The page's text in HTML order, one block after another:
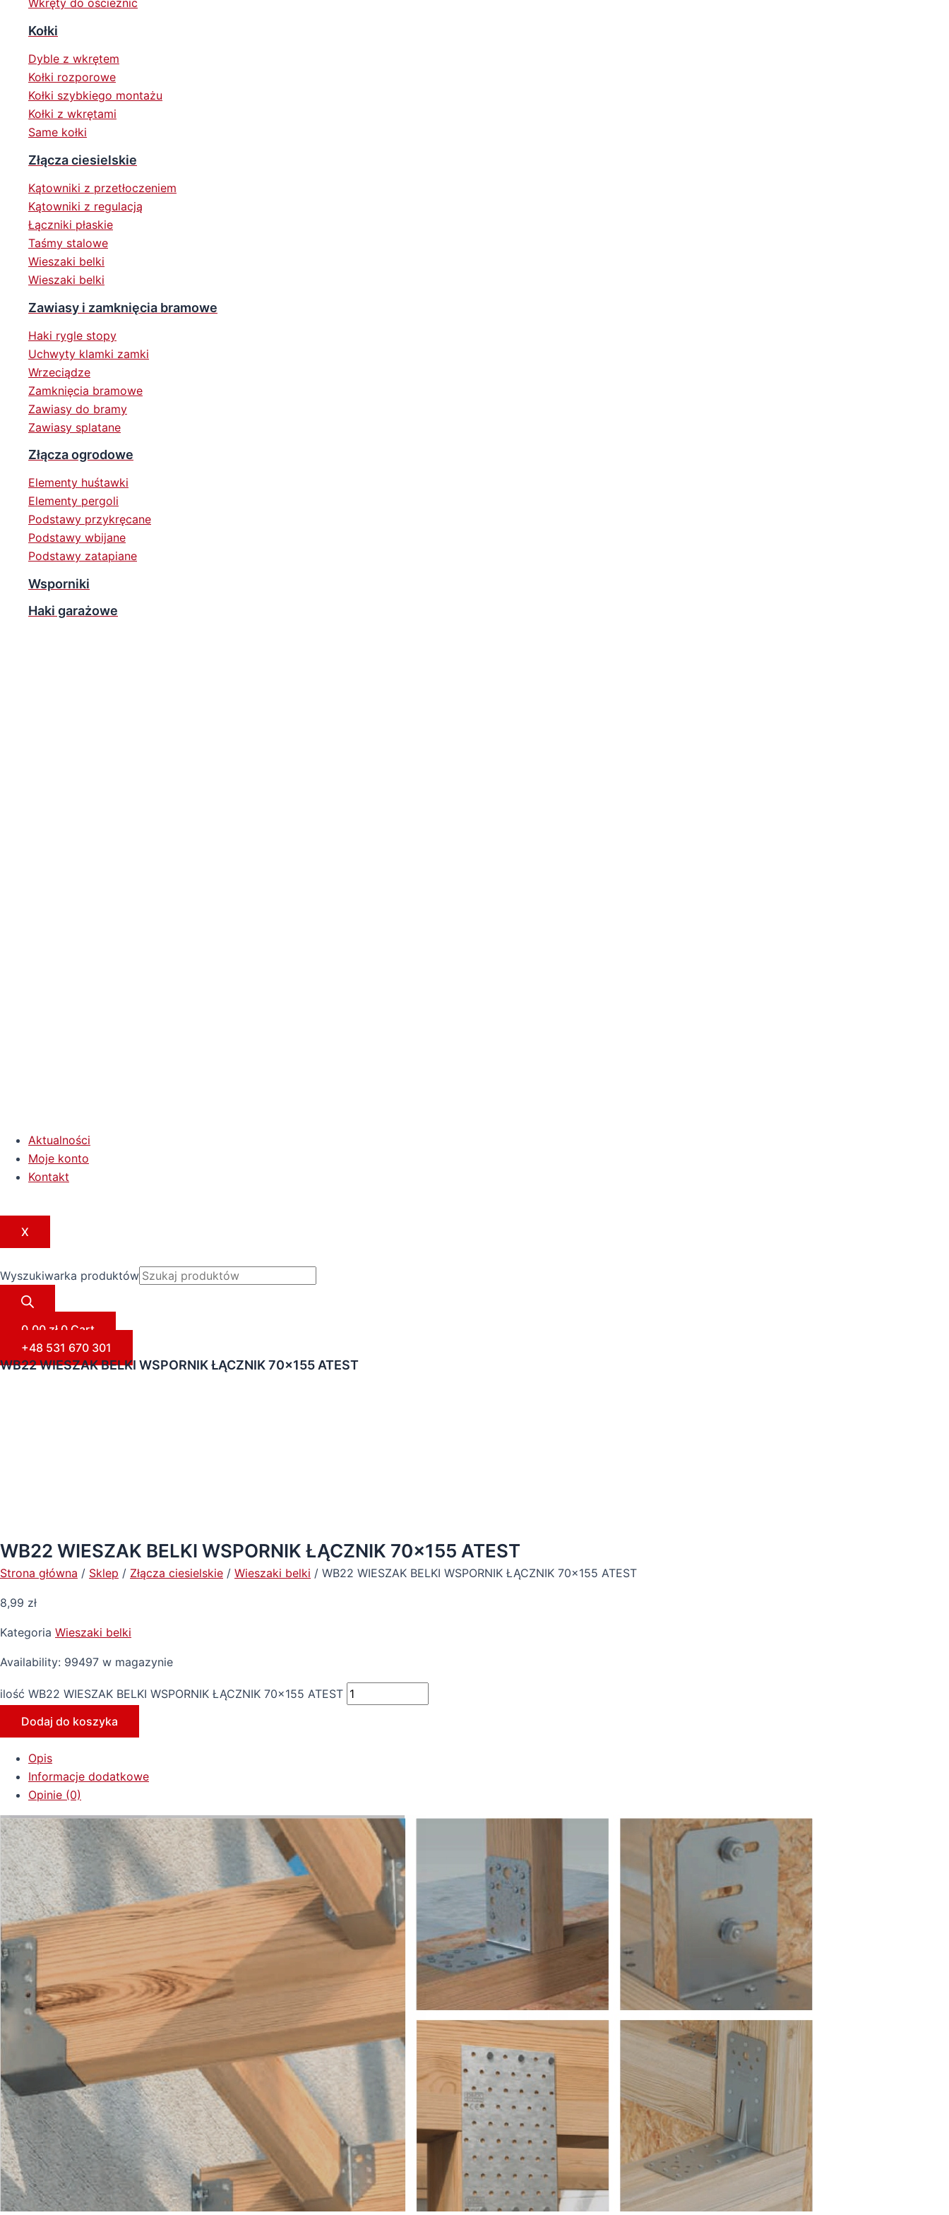
Kołki
Dyble z wkrętem
Kołki rozporowe
Kołki szybkiego montażu
Kołki z wkrętami
Same kołki
Złącza ciesielskie
Kątowniki z przetłoczeniem
Kątowniki z regulacją
Łączniki płaskie
Taśmy stalowe
Wieszaki belki
Wieszaki belki
Zawiasy i zamknięcia bramowe
Haki rygle stopy
Uchwyty klamki zamki
Wrzeciądze
Zamknięcia bramowe
Zawiasy do bramy
Zawiasy splatane
Złącza ogrodowe
Elementy huśtawki
Elementy pergoli
Podstawy przykręcane
Podstawy wbijane
Podstawy zatapiane
Wsporniki
Haki garażowe
Aktualności
Moje konto
Kontakt
X
Wyszukiwarka produktów
0,00 zł 0 Cart
+48 531 670 301
WB22 WIESZAK BELKI WSPORNIK ŁĄCZNIK 70×155 ATEST
WB22 WIESZAK BELKI WSPORNIK ŁĄCZNIK 70×155 ATEST
Strona główna / Sklep / Złącza ciesielskie / Wieszaki belki / WB22 WIESZAK BELKI WSPORNIK ŁĄCZNIK 70×155 ATEST
8,99 zł
Kategoria Wieszaki belki
Availability: 99497 w magazynie
ilość WB22 WIESZAK BELKI WSPORNIK ŁĄCZNIK 70x155 ATEST
Dodaj do koszyka
Opis
Informacje dodatkowe
Opinie (0)